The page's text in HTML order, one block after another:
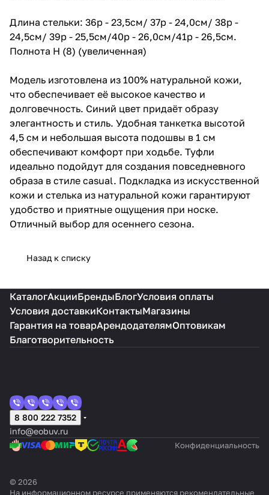
Длина стельки: 36р - 23,5см/ 37р - 24,0см/ 38р -
24,5см/ 39р - 25,5см/40р - 26,0см/41р - 26,5см.
Полнота H (8) (увеличенная)
Модель изготовлена из 100% натуральной кожи,
что обеспечивает её высокое качество и
долговечность. Синий цвет придаёт образу
элегантность и стиль. Удобная танкетка высотой
4,5 см и небольшая высота подошвы в 1 см
обеспечивают комфорт при ходьбе. Туфли
идеально подойдут для создания повседневного
образа в стиле casual. Подкладка из искусственной
кожи и стелька из натуральной кожи гарантируют
удобство и приятные ощущения при носке.
Отличный выбор для осеннего сезона.
Назад к списку
КаталогАкцииБрендыБлогУсловия оплаты
Условия доставкиКонтактыМагазины
Гарантия на товарАрендодателямОптовикам
Благотворительность
8 800 222 7352
info@eobuv.ru
Конфиденциальность
© 2026
На информационном ресурсе применяются рекомендательные